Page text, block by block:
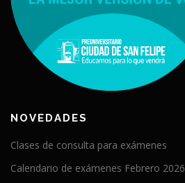
NOVEDADES
Clases de consulta para exámenes
Calendario de exámenes Febrero 2026